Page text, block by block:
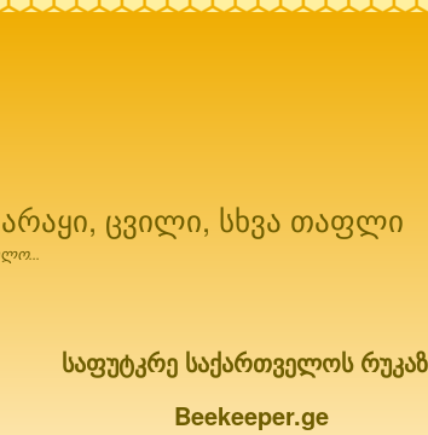
Skip to
ცვილი, სხვა თაფლი
საფუტკრე საქართველოს
Beekeeper.ge